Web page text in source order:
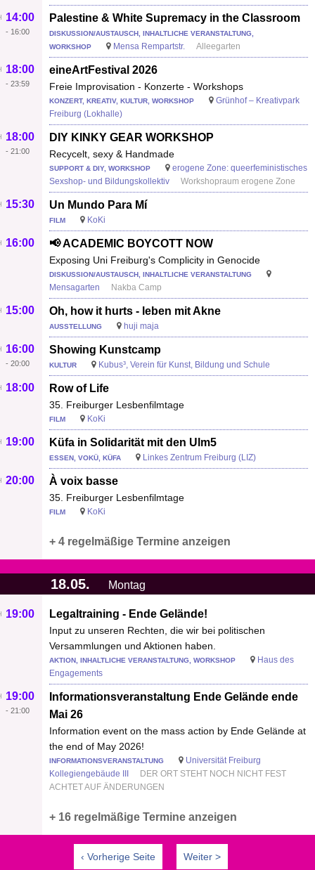
Palestine & White Supremacy in the Classroom
14:00
- 16:00
DISKUSSION/AUSTAUSCH, INHALTLICHE VERANSTALTUNG,
WORKSHOP
Mensa Rempartstr. Alleegarten
eineArtFestival 2026
Freie Improvisation - Konzerte - Workshops
18:00
- 23:59
KONZERT, KREATIV, KULTUR, WORKSHOP
Grünhof – Kreativpark
Freiburg (Lokhalle)
DIY KINKY GEAR WORKSHOP
Recycelt, sexy & Handmade
18:00
- 21:00
SUPPORT & DIY, WORKSHOP
erogene Zone: queerfeministisches
Sexshop- und Bildungskollektiv
Workshopraum erogene Zone
Un Mundo Para Mí
15:30
FILM KoKi
📢 ACADEMIC BOYCOTT NOW
Exposing Uni Freiburg's Complicity in Genocide
16:00
DISKUSSION/AUSTAUSCH, INHALTLICHE VERANSTALTUNG
Mensagarten Nakba Camp
Oh, how it hurts - leben mit Akne
15:00
AUSSTELLUNG huji maja
Showing Kunstcamp
16:00
- 20:00 KULTUR Kubus³, Verein für Kunst, Bildung und Schule
Row of Life
35. Freiburger Lesbenfilmtage
18:00
FILM KoKi
Küfa in Solidarität mit den Ulm5
19:00
ESSEN, VOKÜ, KÜFA Linkes Zentrum Freiburg (LIZ)
À voix basse
35. Freiburger Lesbenfilmtage
20:00
FILM KoKi
+ 4 regelmäßige Termine anzeigen
18.05. Montag
Legaltraining - Ende Gelände!
Input zu unseren Rechten, die wir bei politischen
Versammlungen und Aktionen haben.
19:00
AKTION, INHALTLICHE VERANSTALTUNG, WORKSHOP
Haus des
Engagements
Informationsveranstaltung Ende Gelände ende
Mai 26
Information event on the mass action by Ende Gelände at
the end of May 2026!
19:00
- 21:00
INFORMATIONSVERANSTALTUNG
Universität Freiburg
Kollegiengebäude III
DER ORT STEHT NOCH NICHT FEST
ACHTET AUF ÄNDERUNGEN
+ 16 regelmäßige Termine anzeigen
‹ Vorherige Seite Weiter >